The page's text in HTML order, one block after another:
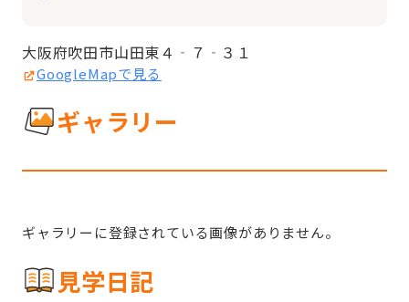
大阪府吹田市山田東４‐７‐３１
GoogleMapで見る
ギャラリー
ギャラリーに登録されている画像がありません。
見学日記